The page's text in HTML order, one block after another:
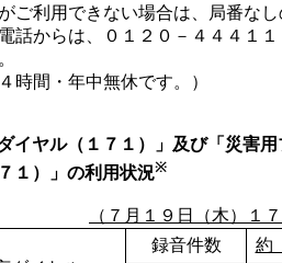
ご利用できない場合は、局番な
話からは、０１２０－４４４１
時間・年中無休です。）
イヤル（１７１）」及び「災害
１）」の利用状況※
（７月１９日（木）１
録音件数
約